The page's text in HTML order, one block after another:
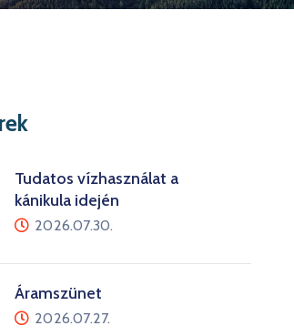
Tudatos vízhasználat a
kánikula idején
2026.07.30.
Áramszünet
2026.07.27.